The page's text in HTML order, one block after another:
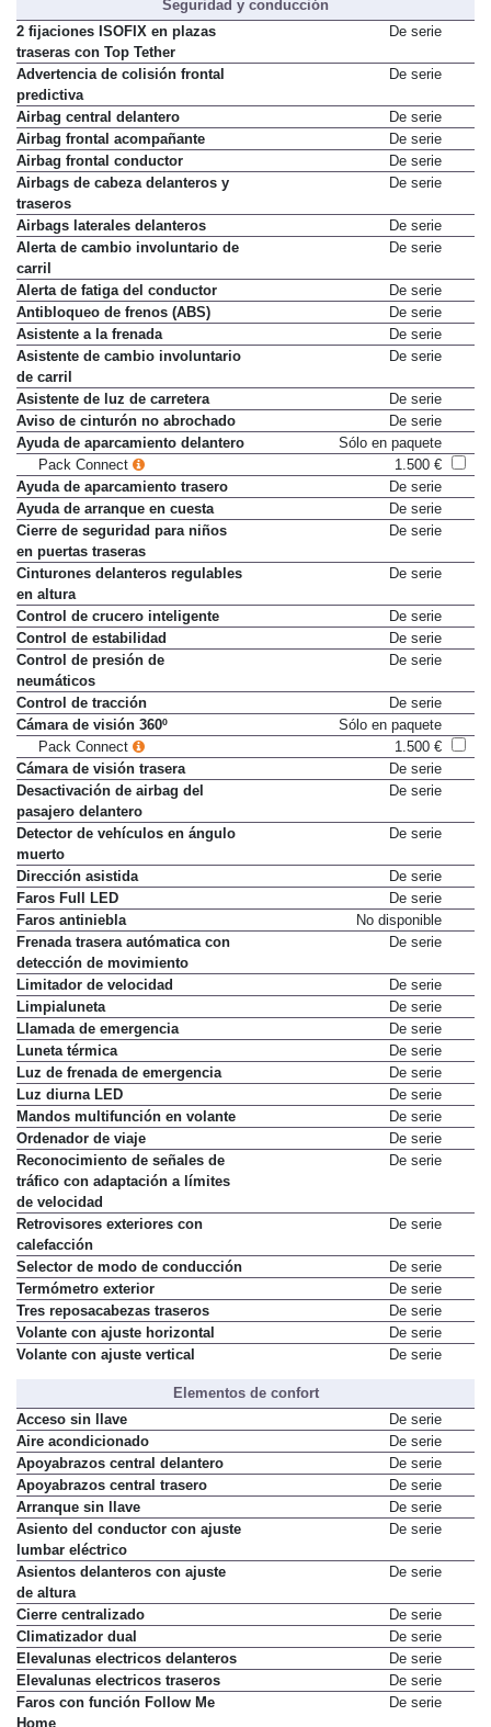
Seguridad y conducción
2 fijaciones ISOFIX en plazas
traseras con Top Tether
De serie
Advertencia de colisión frontal
predictiva
De serie
Airbag central delantero
De serie
Airbag frontal acompañante
De serie
Airbag frontal conductor
De serie
Airbags de cabeza delanteros y
traseros
De serie
Airbags laterales delanteros
De serie
Alerta de cambio involuntario de
carril
De serie
Alerta de fatiga del conductor
De serie
Antibloqueo de frenos (ABS)
De serie
Asistente a la frenada
De serie
Asistente de cambio involuntario
de carril
De serie
Asistente de luz de carretera
De serie
Aviso de cinturón no abrochado
De serie
Ayuda de aparcamiento delantero
Sólo en paquete
Pack Connect
1.500 €
Ayuda de aparcamiento trasero
De serie
Ayuda de arranque en cuesta
De serie
Cierre de seguridad para niños
en puertas traseras
De serie
Cinturones delanteros regulables
en altura
De serie
Control de crucero inteligente
De serie
Control de estabilidad
De serie
Control de presión de
neumáticos
De serie
Control de tracción
De serie
Cámara de visión 360º
Sólo en paquete
Pack Connect
1.500 €
Cámara de visión trasera
De serie
Desactivación de airbag del
pasajero delantero
De serie
Detector de vehículos en ángulo
muerto
De serie
Dirección asistida
De serie
Faros Full LED
De serie
Faros antiniebla
No disponible
Frenada trasera autómatica con
detección de movimiento
De serie
Limitador de velocidad
De serie
Limpialuneta
De serie
Llamada de emergencia
De serie
Luneta térmica
De serie
Luz de frenada de emergencia
De serie
Luz diurna LED
De serie
Mandos multifunción en volante
De serie
Ordenador de viaje
De serie
Reconocimiento de señales de
tráfico con adaptación a límites
de velocidad
De serie
Retrovisores exteriores con
calefacción
De serie
Selector de modo de conducción
De serie
Termómetro exterior
De serie
Tres reposacabezas traseros
De serie
Volante con ajuste horizontal
De serie
Volante con ajuste vertical
De serie
Elementos de confort
Acceso sin llave
De serie
Aire acondicionado
De serie
Apoyabrazos central delantero
De serie
Apoyabrazos central trasero
De serie
Arranque sin llave
De serie
Asiento del conductor con ajuste
lumbar eléctrico
De serie
Asientos delanteros con ajuste
de altura
De serie
Cierre centralizado
De serie
Climatizador dual
De serie
Elevalunas electricos delanteros
De serie
Elevalunas electricos traseros
De serie
Faros con función Follow Me
Home
De serie